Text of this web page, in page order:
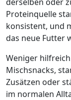
Proteinquelle
konsistent, und
das neue Futter
Weniger
Mischsnacks,
Zusätzen oder
im normalen